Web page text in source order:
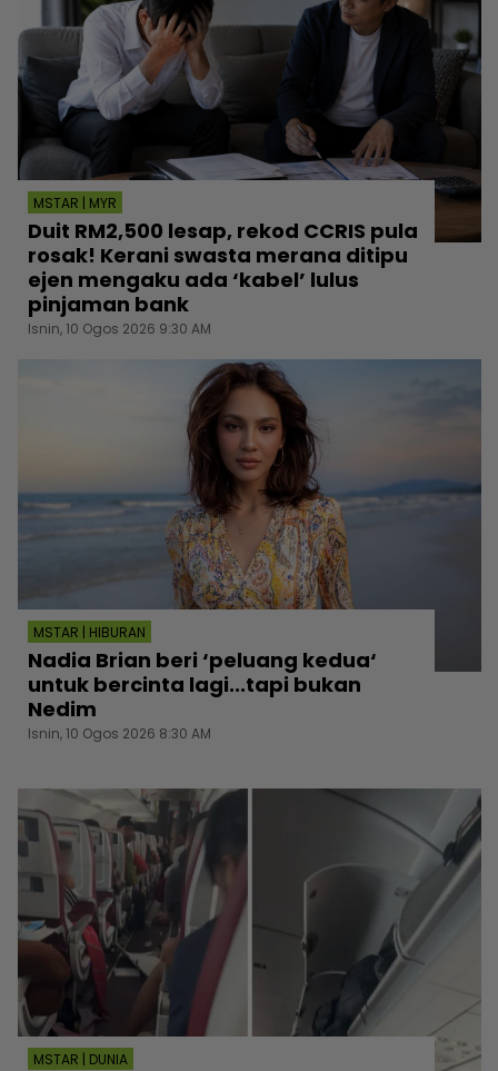
MSTAR | MYR
Duit RM2,500 lesap, rekod CCRIS pula
rosak! Kerani swasta merana ditipu
ejen mengaku ada ‘kabel’ lulus
pinjaman bank
Isnin, 10 Ogos 2026 9:30 AM
MSTAR | HIBURAN
Nadia Brian beri ‘peluang kedua‘
untuk bercinta lagi...tapi bukan
Nedim
Isnin, 10 Ogos 2026 8:30 AM
MSTAR | DUNIA